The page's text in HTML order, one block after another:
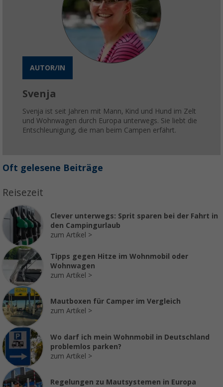
AUTOR/IN
Svenja
Svenja ist seit Jahren mit Mann, Kind und Hund im Zelt
und Wohnwagen durch Europa unterwegs. Sie liebt die
Entschleunigung, die man beim Campen erfährt.
Oft gelesene Beiträge
Reisezeit
Clever unterwegs: Sprit sparen bei der Fahrt in
den Campingurlaub
zum Artikel
Tipps gegen Hitze im Wohnmobil oder
Wohnwagen
zum Artikel
Mautboxen für Camper im Vergleich
zum Artikel
Wo darf ich mein Wohnmobil in Deutschland
problemlos parken?
zum Artikel
Regelungen zu Mautsystemen in Europa